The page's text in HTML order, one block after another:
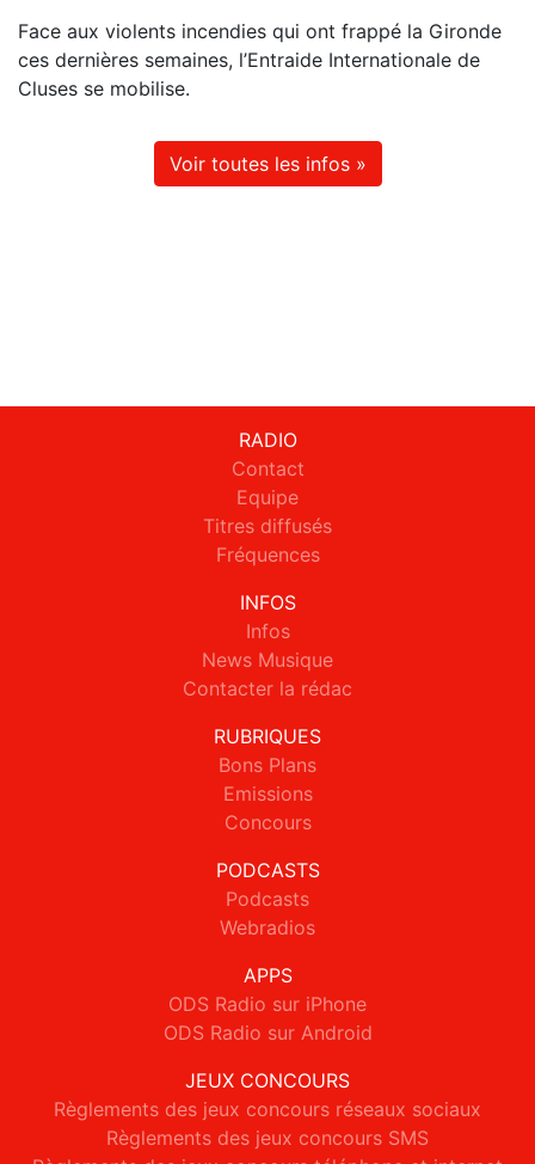
Face aux violents incendies qui ont frappé la Gironde
ces dernières semaines, l’Entraide Internationale de
Cluses se mobilise.
Voir toutes les infos »
RADIO
Contact
Equipe
Titres diffusés
Fréquences
INFOS
Infos
News Musique
Contacter la rédac
RUBRIQUES
Bons Plans
Emissions
Concours
PODCASTS
Podcasts
Webradios
APPS
ODS Radio sur iPhone
ODS Radio sur Android
JEUX CONCOURS
Règlements des jeux concours réseaux sociaux
Règlements des jeux concours SMS